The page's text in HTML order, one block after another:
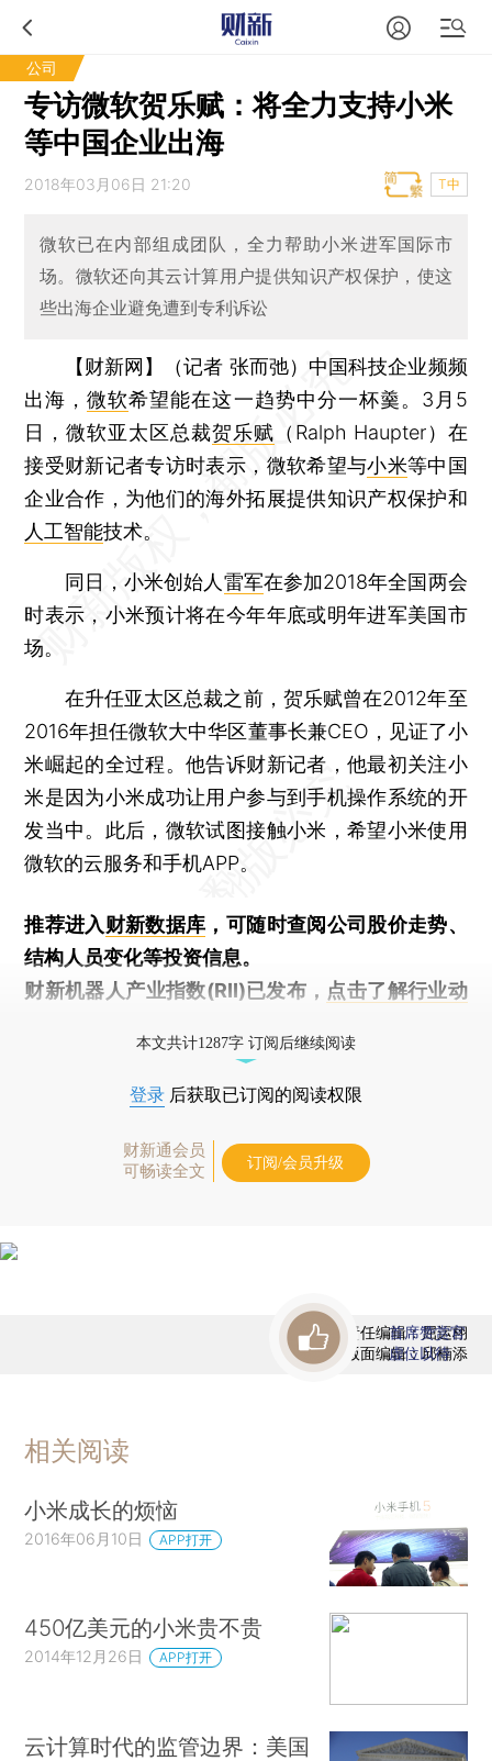
公司
专访微软贺乐赋：将全力支持小米
等中国企业出海
2018年03月06日 21:20 T中
微软已在内部组成团队，全力帮助小米进军国际市
场。微软还向其云计算用户提供知识产权保护，使这
些出海企业避免遭到专利诉讼
【财新网】（记者 张而弛） 中国科技企业频频
出海，微软希望能在这一趋势中分一杯羹。3月5
日，微软亚太区总裁贺乐赋 （Ralph Haupter）在
接受财新记者专访时表示，微软希望与小米等中国
企业合作，为他们的海外拓展提供知识产权保护和
人工智能技术。
同日，小米创始人 雷军在参加2018年全国两会
时表示，小米预计将在今年年底或明年进军美国市
场。
在升任亚太区总裁之前，贺乐赋曾在2012年至
2016年担任微软大中华区董事长兼CEO，见证了小
米崛起的全过程。他告诉财新记者，他最初关注小
米是因为小米成功让用户参与到手机操作系统的开
发当中。此后，微软试图接触小米，希望小米使用
微软的云服务和手机APP。
推荐进入财新数据库 ，可随时查阅公司股价走势、
结构人员变化等投资信息。
财新机器人产业指数(RII)已发布， 点击了解行业动
本文共计1287字 订阅后继续阅读
登录 后获取已订阅的阅读权限
财新通会员
可畅读全文
订阅/会员升级
责任编辑：屈运栩
版面编辑：邱楠添
首席赞赏官
虚位以待
相关阅读
小米成长的烦恼
2016年06月10日 APP打开
450亿美元的小米贵不贵
2014年12月26日 APP打开
云计算时代的监管边界：美国